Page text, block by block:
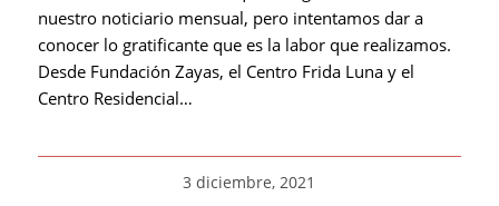
nuestro noticiario mensual, pero intentamos dar a
conocer lo gratificante que es la labor que realizamos.
Desde Fundación Zayas, el Centro Frida Luna y el
Centro Residencial…
3 diciembre, 2021